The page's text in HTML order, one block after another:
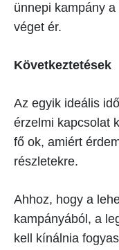
ünnepi kampány
véget ér.
Következtetések
Az egyik ideális
érzelmi kapcsolat
fő ok, amiért
részletekre.
Ahhoz, hogy a
kampányából, a
kell kínálnia